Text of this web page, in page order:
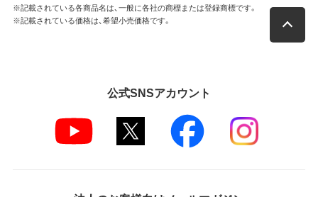
※記載されている各商品名は、一般に各社の商標または登録商標です。
※記載されている価格は、希望小売価格です。
公式SNSアカウント